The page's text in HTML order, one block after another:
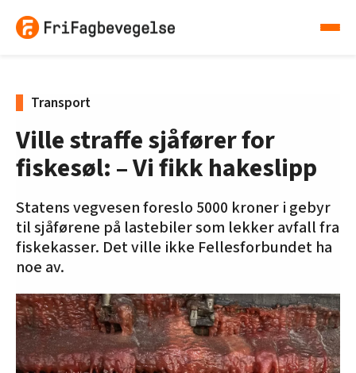
Transport
Ville straffe sjåfører for
fiskesøl: – Vi fikk hakeslipp
Statens vegvesen foreslo 5000 kroner i gebyr
til sjåførene på lastebiler som lekker avfall fra
fiskekasser. Det ville ikke Fellesforbundet ha
noe av.